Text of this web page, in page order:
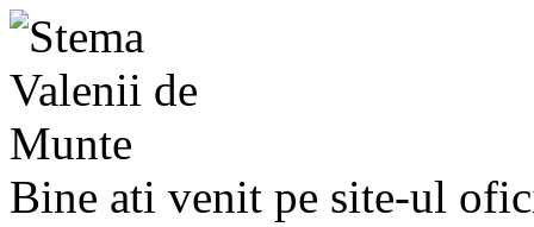
Bine ati venit pe site-ul